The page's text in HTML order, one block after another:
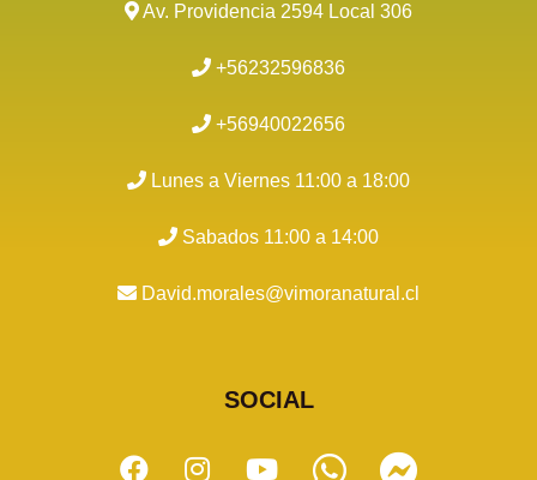
Av. Providencia 2594 Local 306
+56232596836
+56940022656
Lunes a Viernes 11:00 a 18:00
Sabados 11:00 a 14:00
David.morales@vimoranatural.cl
SOCIAL